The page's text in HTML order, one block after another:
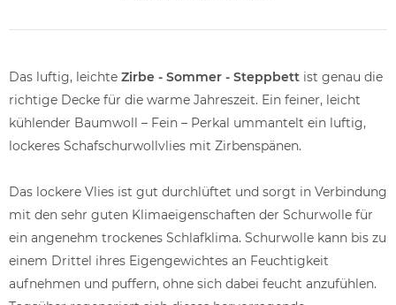
Das luftig, leichte Zirbe - Sommer - Steppbett ist genau die
richtige Decke für die warme Jahreszeit. Ein feiner, leicht
kühlender Baumwoll – Fein – Perkal ummantelt ein luftig,
lockeres Schafschurwollvlies mit Zirbenspänen.
Das lockere Vlies ist gut durchlüftet und sorgt in Verbindung
mit den sehr guten Klimaeigenschaften der Schurwolle für
ein angenehm trockenes Schlafklima. Schurwolle kann bis zu
einem Drittel ihres Eigengewichtes an Feuchtigkeit
aufnehmen und puffern, ohne sich dabei feucht anzufühlen.